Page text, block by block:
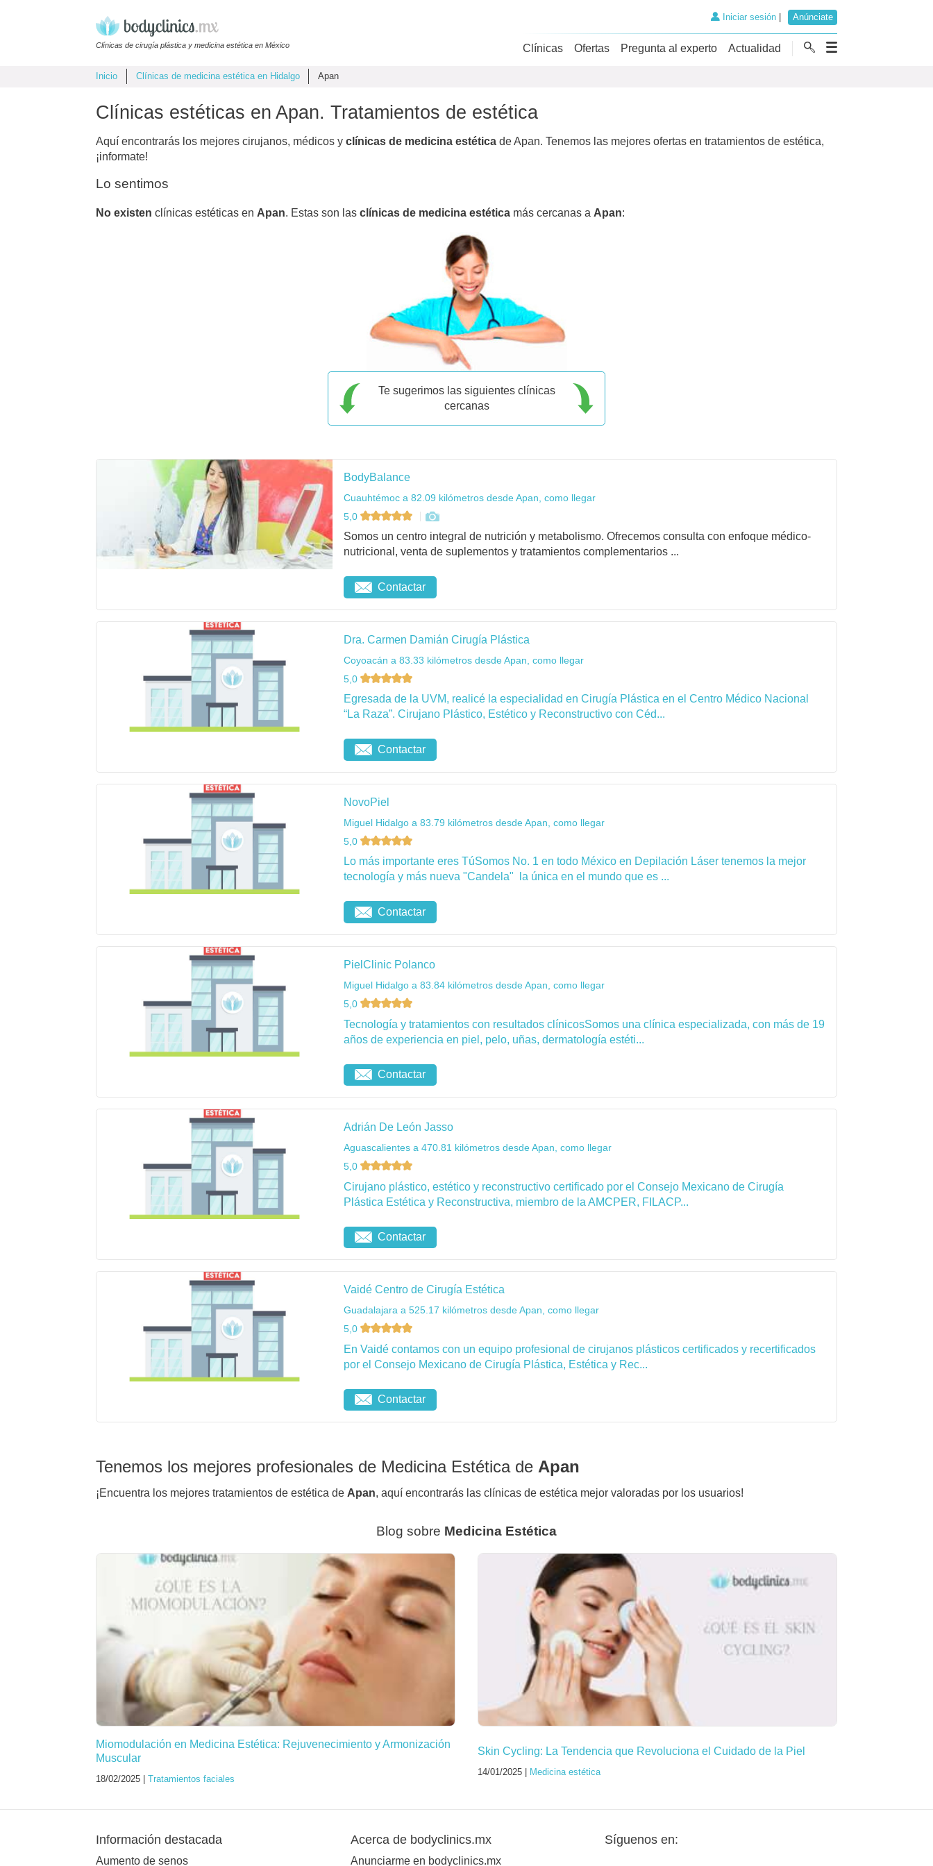
Clínicas de cirugía plástica y medicina estética en México
Iniciar sesión| Anúnciate
Clínicas Ofertas Pregunta al experto Actualidad
Inicio Clínicas de medicina estética en Hidalgo Apan
Clínicas estéticas en Apan. Tratamientos de estética
Aquí encontrarás los mejores cirujanos, médicos y clínicas de medicina estética de Apan. Tenemos las mejores ofertas en tratamientos de estética,
¡informate!
Lo sentimos
No existen clínicas estéticas en Apan. Estas son las clínicas de medicina estética más cercanas a Apan:
Te sugerimos las siguientes clínicas
cercanas
BodyBalance
Cuauhtémoc a 82.09 kilómetros desde Apan, como llegar
5,0
Somos un centro integral de nutrición y metabolismo. Ofrecemos consulta con enfoque médico-
nutricional, venta de suplementos y tratamientos complementarios ...
Contactar
Dra. Carmen Damián Cirugía Plástica
Coyoacán a 83.33 kilómetros desde Apan, como llegar
5,0
Egresada de la UVM, realicé la especialidad en Cirugía Plástica en el Centro Médico Nacional
“La Raza”. Cirujano Plástico, Estético y Reconstructivo con Céd...
Contactar
NovoPiel
Miguel Hidalgo a 83.79 kilómetros desde Apan, como llegar
5,0
Lo más importante eres TúSomos No. 1 en todo México en Depilación Láser tenemos la mejor
tecnología y más nueva "Candela" la única en el mundo que es ...
Contactar
PielClinic Polanco
Miguel Hidalgo a 83.84 kilómetros desde Apan, como llegar
5,0
Tecnología y tratamientos con resultados clínicosSomos una clínica especializada, con más de 19
años de experiencia en piel, pelo, uñas, dermatología estéti...
Contactar
Adrián De León Jasso
Aguascalientes a 470.81 kilómetros desde Apan, como llegar
5,0
Cirujano plástico, estético y reconstructivo certificado por el Consejo Mexicano de Cirugía
Plástica Estética y Reconstructiva, miembro de la AMCPER, FILACP...
Contactar
Vaidé Centro de Cirugía Estética
Guadalajara a 525.17 kilómetros desde Apan, como llegar
5,0
En Vaidé contamos con un equipo profesional de cirujanos plásticos certificados y recertificados
por el Consejo Mexicano de Cirugía Plástica, Estética y Rec...
Contactar
Tenemos los mejores profesionales de Medicina Estética de Apan
¡Encuentra los mejores tratamientos de estética de Apan, aquí encontrarás las clínicas de estética mejor valoradas por los usuarios!
Blog sobre Medicina Estética
Miomodulación en Medicina Estética: Rejuvenecimiento y Armonización
Muscular
18/02/2025 | Tratamientos faciales
Skin Cycling: La Tendencia que Revoluciona el Cuidado de la Piel
14/01/2025 | Medicina estética
Información destacada
Aumento de senos
Acerca de bodyclinics.mx
Anunciarme en bodyclinics.mx
Síguenos en: